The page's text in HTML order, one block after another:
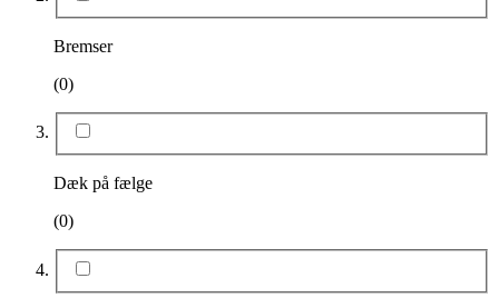
Bremser
(0)
Dæk på fælge
(0)